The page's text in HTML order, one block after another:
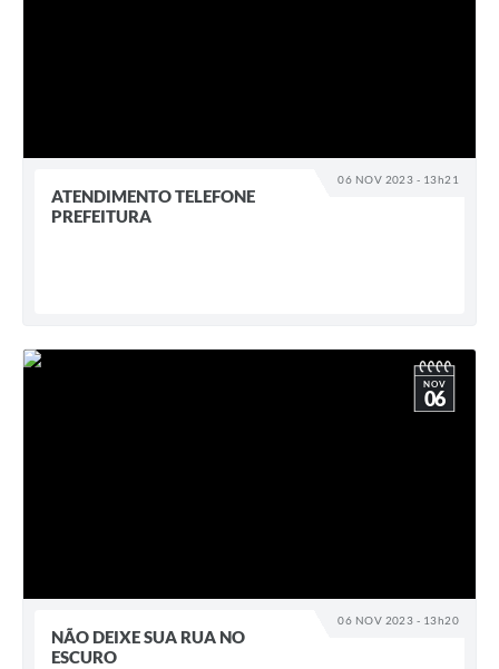
06 NOV 2023 - 13h21
ATENDIMENTO TELEFONE
PREFEITURA
06 NOV 2023 - 13h20
NOV
06
NÃO DEIXE SUA RUA NO
ESCURO